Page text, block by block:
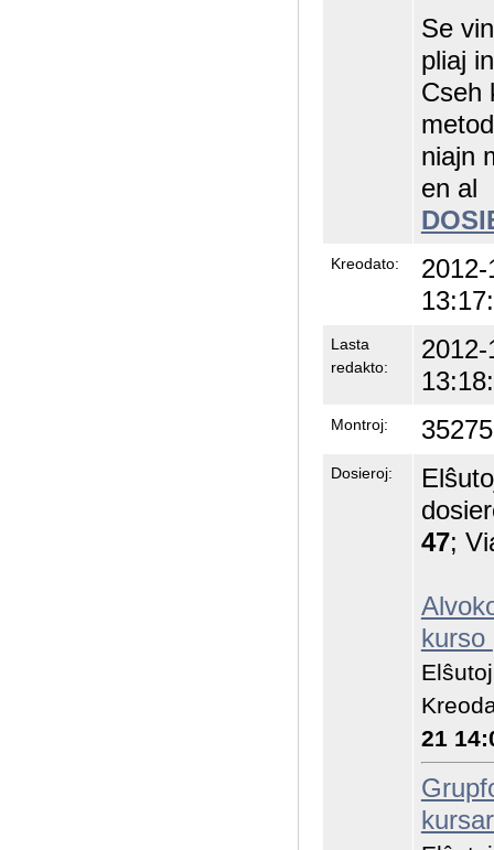
Se
pliaj
Cseh
niajn
en al
Kreodato:
2012-
Lasta
redakto:
2012-
Montroj: 35275
Dosieroj:
47;
kurso
21